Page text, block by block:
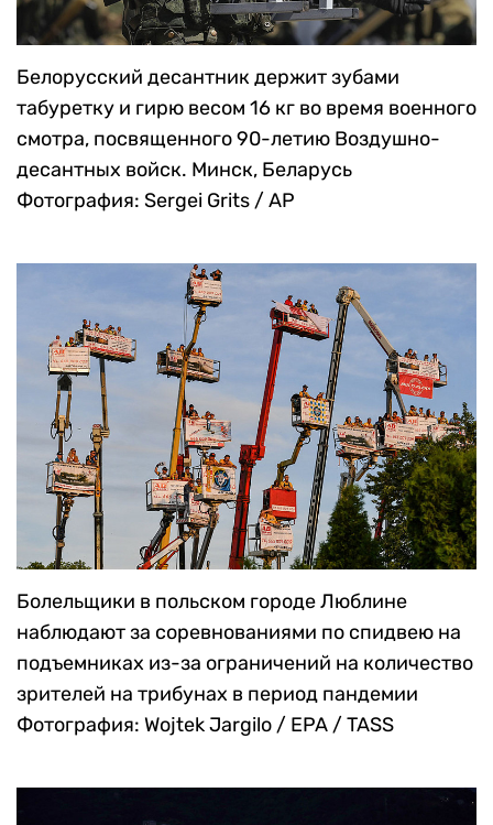
Белорусский десантник держит зубами
табуретку и гирю весом 16 кг во время военного
смотра, посвященного 90-летию Воздушно-
десантных войск. Минск, Беларусь
Фотография: Sergei Grits / AP
Болельщики в польском городе Люблине
наблюдают за соревнованиями по спидвею на
подъемниках из-за ограничений на количество
зрителей на трибунах в период пандемии
Фотография: Wojtek Jargilo / EPA / TASS